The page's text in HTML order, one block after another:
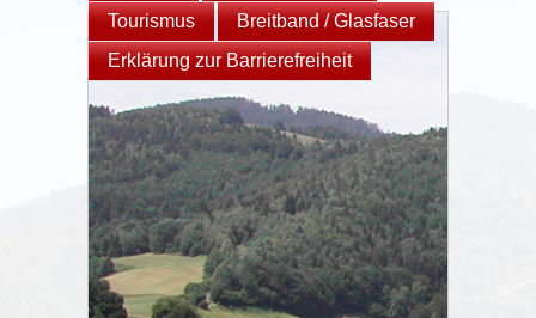
Tourismus
Breitband / Glasfaser
Erklärung zur Barrierefreiheit